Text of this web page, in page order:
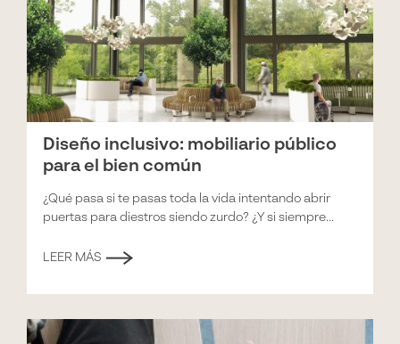
Diseño inclusivo: mobiliario público
para el bien común
¿Qué pasa si te pasas toda la vida intentando abrir
puertas para diestros siendo zurdo? ¿Y si siempre...
LEER MÁS